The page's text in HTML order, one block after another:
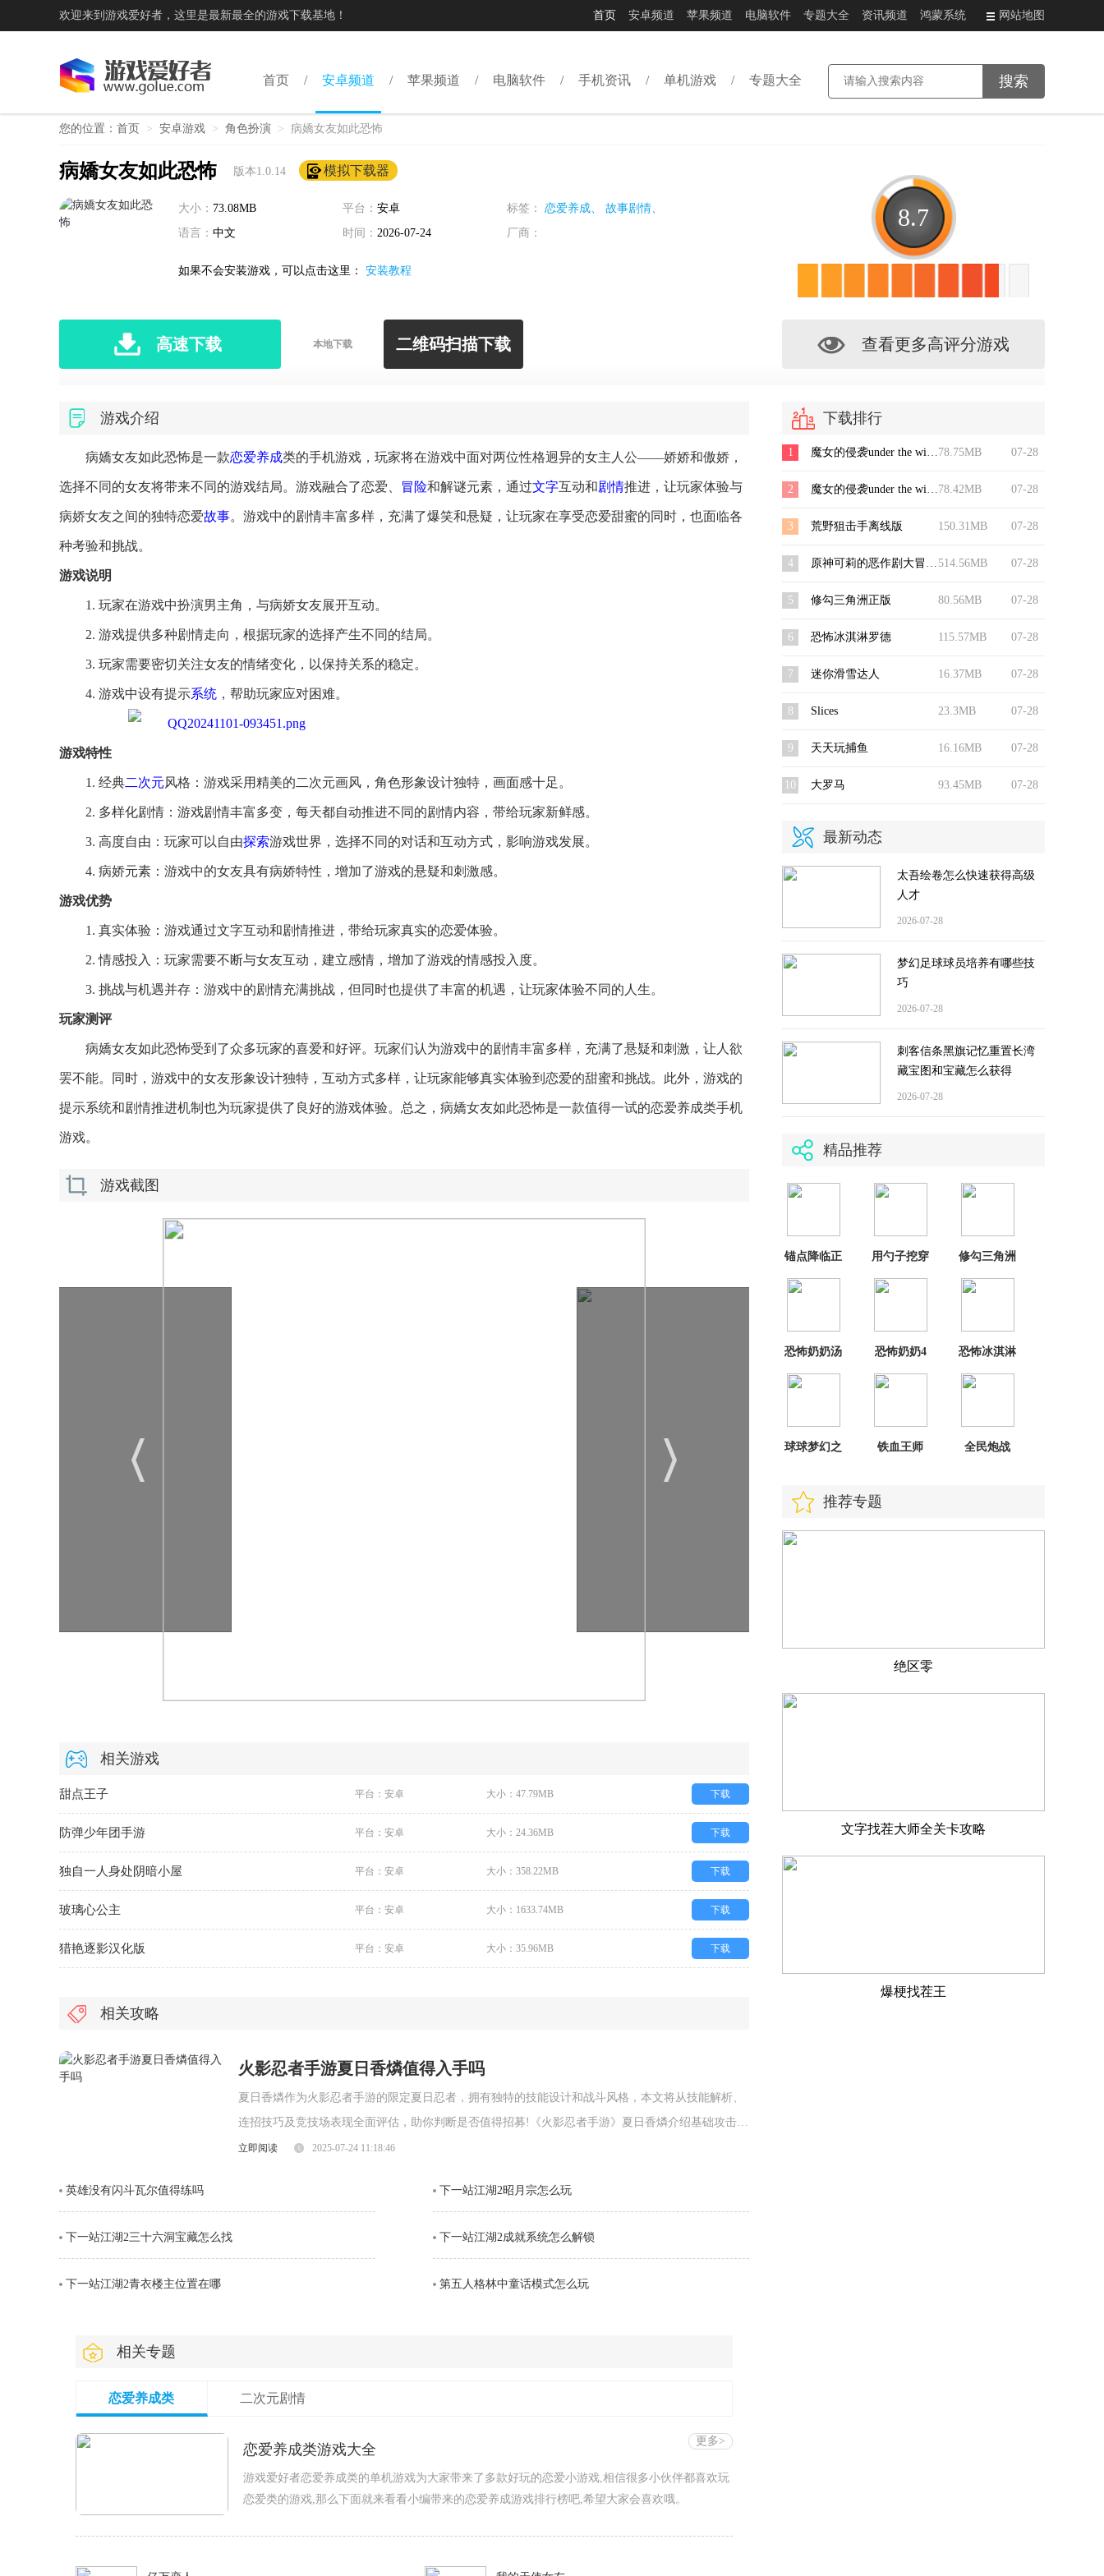
欢迎来到游戏爱好者，这里是最新最全的游戏下载基地！ 首页 安卓频道 苹果频道 电脑软件 专题大全 资讯频道 鸿蒙系统 网站地图
首页 安卓频道 苹果频道 电脑软件 手机资讯 单机游戏 专题大全
您的位置： 首页 > 安卓游戏 > 角色扮演 > 病嬌女友如此恐怖
病嬌女友如此恐怖 版本1.0.14 模拟下载器
大小： 73.08MB 平台： 安卓 标签： 恋爱养成、
故事剧情、
语言： 中文 时间： 2026-07-24 厂商：
如果不会安装游戏，可以点击这里： 安装教程
高速下载 本地下载 二维码扫描下载
8.7
查看更多高评分游戏
游戏介绍
病嬌女友如此恐怖是一款恋爱养成类的手机游戏，玩家将在游戏中面对两位性格迥异的女主人公——娇娇和傲娇，
选择不同的女友将带来不同的游戏结局。游戏融合了恋爱、 冒险和解谜元素，通过文字互动和剧情推进，让玩家体验与
病娇女友之间的独特恋爱故事。游戏中的剧情丰富多样，充满了爆笑和悬疑，让玩家在享受恋爱甜蜜的同时，也面临各
种考验和挑战。
游戏说明
1. 玩家在游戏中扮演男主角，与病娇女友展开互动。
2. 游戏提供多种剧情走向，根据玩家的选择产生不同的结局。
3. 玩家需要密切关注女友的情绪变化，以保持关系的稳定。
4. 游戏中设有提示系统 ，帮助玩家应对困难。
游戏特性
1. 经典二次元风格：游戏采用精美的二次元画风，角色形象设计独特，画面感十足。
2. 多样化剧情：游戏剧情丰富多变，每天都自动推进不同的剧情内容，带给玩家新鲜感。
3. 高度自由：玩家可以自由探索游戏世界，选择不同的对话和互动方式，影响游戏发展。
4. 病娇元素：游戏中的女友具有病娇特性，增加了游戏的悬疑和刺激感。
游戏优势
1. 真实体验：游戏通过文字互动和剧情推进，带给玩家真实的恋爱体验。
2. 情感投入：玩家需要不断与女友互动，建立感情，增加了游戏的情感投入度。
3. 挑战与机遇并存：游戏中的剧情充满挑战，但同时也提供了丰富的机遇，让玩家体验不同的人生。
玩家测评
病嬌女友如此恐怖受到了众多玩家的喜爱和好评。玩家们认为游戏中的剧情丰富多样，充满了悬疑和刺激，让人欲
罢不能。同时，游戏中的女友形象设计独特，互动方式多样，让玩家能够真实体验到恋爱的甜蜜和挑战。此外，游戏的
提示系统和剧情推进机制也为玩家提供了良好的游戏体验。总之，病嬌女友如此恐怖是一款值得一试的恋爱养成类手机
游戏。
游戏截图
相关游戏
甜点王子 平台：安卓 大小：47.79MB 下载
防弹少年团手游 平台：安卓 大小：24.36MB 下载
独自一人身处阴暗小屋 平台：安卓 大小：358.22MB 下载
玻璃心公主 平台：安卓 大小：1633.74MB 下载
猎艳逐影汉化版 平台：安卓 大小：35.96MB 下载
相关攻略
火影忍者手游夏日香燐值得入手吗
夏日香燐作为火影忍者手游的限定夏日忍者，拥有独特的技能设计和战斗风格，本文将从技能解析、
连招技巧及竞技场表现全面评估，助你判断是否值得招募!《火影忍者手游》夏日香燐介绍基础攻击方
面，夏日香燐的普攻为五段连击。前两段以锁链的上撩与横扫为主，具备良好的起手能力，第三段下
视觉表现与实际命中效果。需要注意的是，最后一段
立即阅读 2025-07-24 11:18:46
英雄没有闪斗瓦尔值得练吗 下一站江湖2昭月宗怎么玩
下一站江湖2三十六洞宝藏怎么找 下一站江湖2成就系统怎么解锁
下一站江湖2青衣楼主位置在哪 第五人格林中童话模式怎么玩
相关专题
恋爱养成类 二次元剧情
更多>
恋爱养成类游戏大全
游戏爱好者恋爱养成类的单机游戏为大家带来了多款好玩的恋爱小游戏,相信很多小伙伴都喜欢玩
恋爱类的游戏,那么下面就来看看小编带来的恋爱养成游戏排行榜吧,希望大家会喜欢哦。
下载排行
07-28
78.75MB
1 魔女的侵袭under the witch修改版
07-28
78.42MB
2 魔女的侵袭under the witch最新版
07-28
150.31MB
3 荒野狙击手离线版
07-28
514.56MB
4 原神可莉的恶作剧大冒险国际版
07-28
80.56MB
5 修勾三角洲正版
07-28
115.57MB
6 恐怖冰淇淋罗德
07-28
16.37MB
7 迷你滑雪达人
07-28
23.3MB
8 Slices
07-28
16.16MB
9 天天玩捕鱼
07-28
93.45MB
10 大罗马
最新动态
太吾绘卷怎么快速获得高级
人才
2026-07-28
梦幻足球球员培养有哪些技
巧
2026-07-28
刺客信条黑旗记忆重置长湾
藏宝图和宝藏怎么获得
2026-07-28
精品推荐
锚点降临正
用勺子挖穿
修勾三角洲
恐怖奶奶汤
恐怖奶奶4
恐怖冰淇淋
球球梦幻之
铁血王师 全民炮战
推荐专题
绝区零
文字找茬大师全关卡攻略
爆梗找茬王